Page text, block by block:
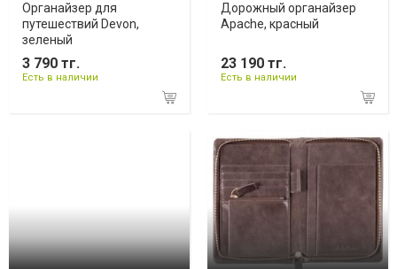
Органайзер для
путешествий Devon,
зеленый
3 790 тг.
Есть в наличии
Дорожный органайзер
Apache, красный
23 190 тг.
Есть в наличии